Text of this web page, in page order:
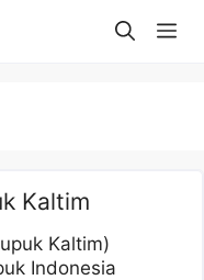
Kaltim
Kaltim)
Indonesia